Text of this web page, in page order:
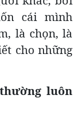
cái mình
là chọn, là
cho những
luôn